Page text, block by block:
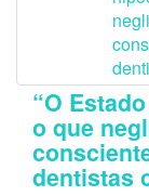
“O
o que
dentistas